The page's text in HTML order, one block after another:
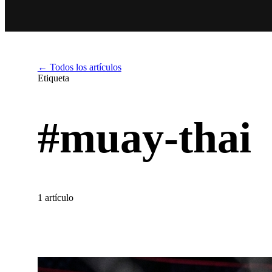
← Todos los artículos
Etiqueta
#muay-thai
1 artículo